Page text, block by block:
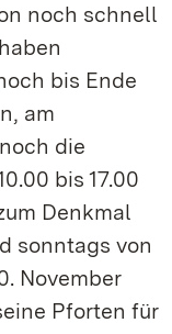
noch schnell
bis Ende
am
die
bis 17.00
Denkmal
sonntags von
November
Pforten für